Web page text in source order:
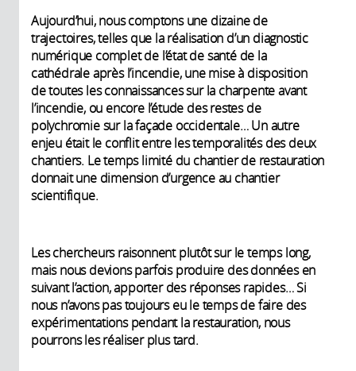
Aujourd’hui, nous comptons une dizaine de
trajectoires, telles que la réalisation d’un diagnostic
numérique complet de l’état de santé de la
cathédrale après l’incendie, une mise à disposition
de toutes les connaissances sur la charpente avant
l’incendie, ou encore l’étude des restes de
polychromie sur la façade occidentale… Un autre
enjeu était le conflit entre les temporalités des deux
chantiers. Le temps limité du chantier de restauration
donnait une dimension d’urgence au chantier
scientifique.
Les chercheurs raisonnent plutôt sur le temps long,
mais nous devions parfois produire des données en
suivant l’action, apporter des réponses rapides… Si
nous n’avons pas toujours eu le temps de faire des
expérimentations pendant la restauration, nous
pourrons les réaliser plus tard.